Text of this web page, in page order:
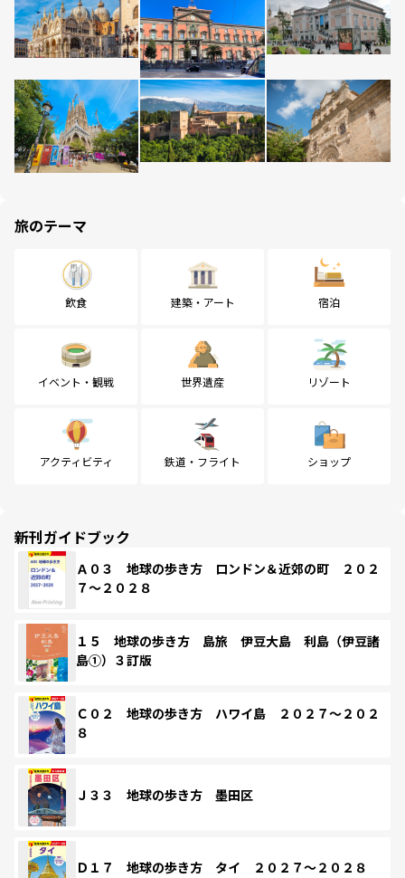
旅のテーマ
飲食 建築・アート 宿泊
イベント・観戦 世界遺産 リゾート
アクティビティ 鉄道・フライト ショップ
新刊ガイドブック
Ａ０３ 地球の歩き方 ロンドン＆近郊の町 ２０２
７～２０２８
１５ 地球の歩き方 島旅 伊豆大島 利島（伊豆諸
島①）３訂版
Ｃ０２ 地球の歩き方 ハワイ島 ２０２７～２０２
８
Ｊ３３ 地球の歩き方 墨田区
Ｄ１７ 地球の歩き方 タイ ２０２７～２０２８